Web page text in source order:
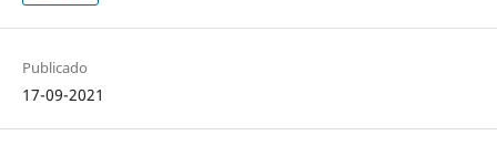
Publicado
17-09-2021